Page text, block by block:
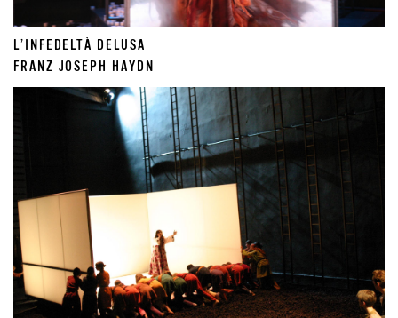
L’INFEDELTÀ DELUSA
FRANZ JOSEPH HAYDN